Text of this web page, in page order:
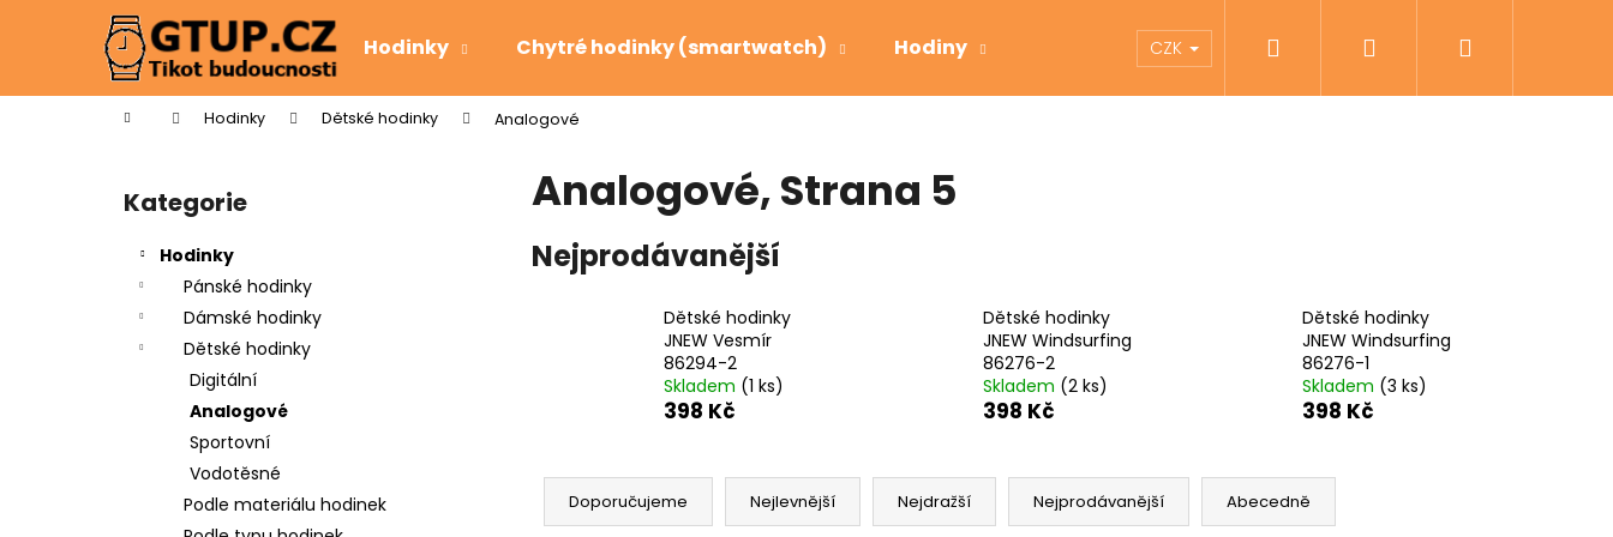
Hodinky Chytré hodinky (smartwatch) Hodiny Pomůcky pro zrakově postižené
CZK Přihlášení
Domů Hodinky Dětské hodinky Analogové
Přeskočit
kategorie
Kategorie
Hodinky
Pánské hodinky
Dámské hodinky
Dětské hodinky
Digitální
Analogové
Sportovní
Vodotěsné
Podle materiálu hodinek
Analogové, Strana 5
Nejprodávanější
Dětské hodinky
JNEW Vesmír
86294-2
Skladem (1 ks)
398 Kč
Dětské hodinky
JNEW Windsurfing
86276-2
Skladem (2 ks)
398 Kč
Dětské hodinky
JNEW Windsurfing
86276-1
Skladem (3 ks)
398 Kč
Ř
Doporučujeme Nejlevnější Nejdražší Nejprodávanější Abecedně
í
Zpět
do
Zpět
do
Co potřebujete najít?
Doporučujeme